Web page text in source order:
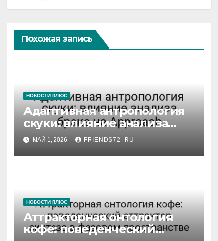
Похожая запись
НОВОСТИ ПЛЮС
Адаптивная антропология
скуки: влияние анализа
брака на Approach
МАЙ 1, 2026 FRIENDS72_RU
НОВОСТИ ПЛЮС
Аттракторная онтология
кофе: поведенческий